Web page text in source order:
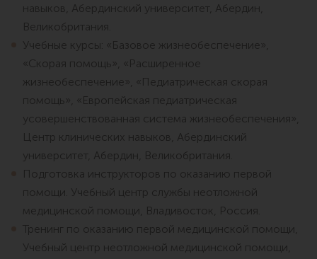
навыков, Абердинский университет, Абердин,
Великобритания.
Учебные курсы: «Базовое жизнеобеспечение»,
«Скорая помощь», «Расширенное
жизнеобеспечение», «Педиатрическая скорая
помощь», «Европейская педиатрическая
усовершенствованная система жизнеобеспечения»,
Центр клинических навыков, Абердинский
университет, Абердин, Великобритания.
Подготовка инструкторов по оказанию первой
помощи. Учебный центр службы неотложной
медицинской помощи, Владивосток, Россия.
Тренинг по оказанию первой медицинской помощи,
Учебный центр неотложной медицинской помощи,